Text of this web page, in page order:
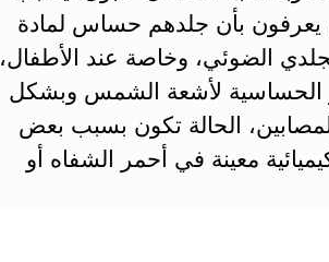
بأن جلدهم حساس لمادة
الضوئي، وخاصة عند الأطفال،
لأشعة الشمس وبشكل
الحالة تكون بسبب بعض
معينة في أحمر الشفاه أو